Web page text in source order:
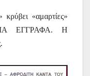
«αμαρτίες»
ΕΓΓΡΑΦΑ. Η